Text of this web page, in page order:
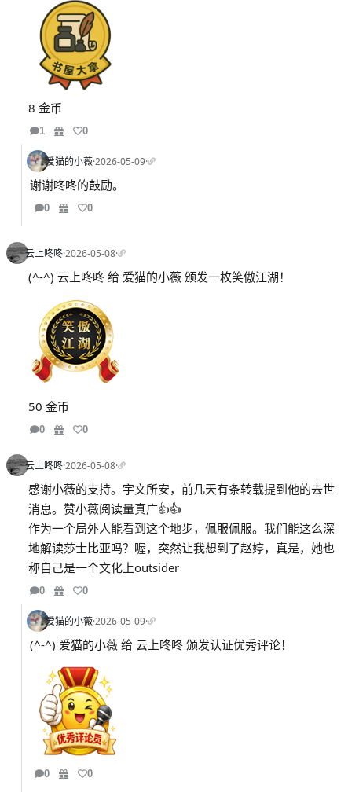
8 金币
1 0
爱猫的小薇·2026-05-09·
谢谢咚咚的鼓励。
0 0
云上咚咚·2026-05-08·
(^-^) 云上咚咚 给 爱猫的小薇 颁发一枚笑傲江湖！
50 金币
0 0
云上咚咚·2026-05-08·
感谢小薇的支持。宇文所安，前几天有条转载提到他的去世
消息。赞小薇阅读量真广👍👍
作为一个局外人能看到这个地步，佩服佩服。我们能这么深
地解读莎士比亚吗？喔，突然让我想到了赵婷，真是，她也
称自己是一个文化上outsider
0 0
爱猫的小薇·2026-05-09·
(^-^) 爱猫的小薇 给 云上咚咚 颁发认证优秀评论！
0 0